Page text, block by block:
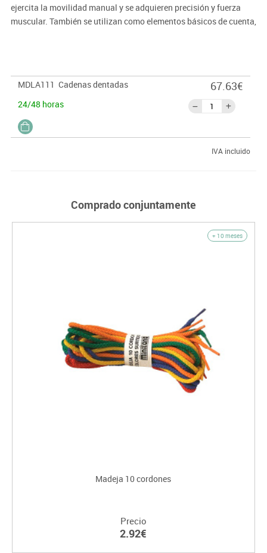
ejercita la movilidad manual y se adquieren precisión y fuerza
muscular. También se utilizan como elementos básicos de cuenta,
ejercicios de clasificación y comparación. Cubo de 245 piezas.
MDLA111 Cadenas dentadas
24/48 horas
67.63€
IVA incluido
Comprado conjuntamente
+ 10 meses
Madeja 10 cordones
Precio
2.92€